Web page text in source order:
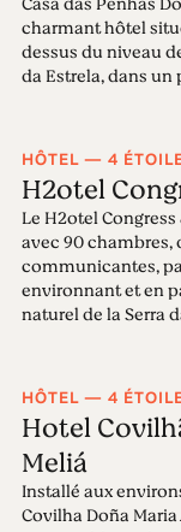
charmant hôtel
dessus du niveau
da Estrela, dans un
HÔTEL — 4
H2otel
Le H2otel
avec 90 chambres,
communicantes,
environnant et en
naturel de la Serra
HÔTEL — 4
Hotel
Meliá
Installé aux
Covilha Doña